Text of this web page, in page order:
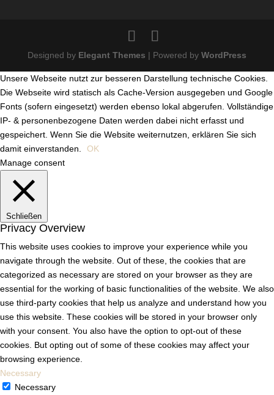
Designed by Elegant Themes | Powered by WordPress
Unsere Webseite nutzt zur besseren Darstellung technische Cookies.
Die Webseite wird statisch als Cache-Version ausgegeben und Google
Fonts (sofern eingesetzt) werden ebenso lokal abgerufen. Vollständige
IP- & personenbezogene Daten werden dabei nicht erfasst und
gespeichert. Wenn Sie die Website weiternutzen, erklären Sie sich
damit einverstanden.
OK
Manage consent
Schließen
Privacy Overview
This website uses cookies to improve your experience while you
navigate through the website. Out of these, the cookies that are
categorized as necessary are stored on your browser as they are
essential for the working of basic functionalities of the website. We also
use third-party cookies that help us analyze and understand how you
use this website. These cookies will be stored in your browser only
with your consent. You also have the option to opt-out of these
cookies. But opting out of some of these cookies may affect your
browsing experience.
Necessary
Necessary